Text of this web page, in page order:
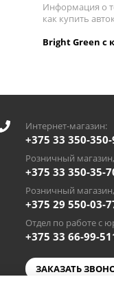
Информация о
как купить
Bright Green с
Интернет-магазин:
+375 33 350-350-
Розничный
+375 33 350-35-
Розничный
+375 29 550-03-
Отдел по работе с
+375 33 66-99-
ЗАКАЗАТЬ